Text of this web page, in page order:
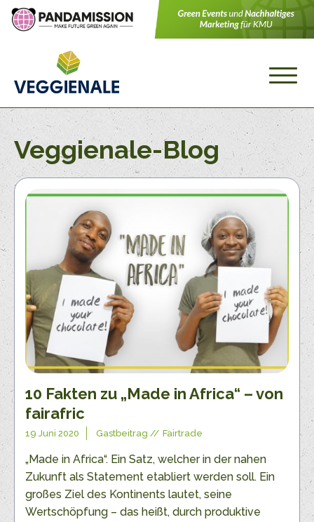
Veggienale-Blog
10 Fakten zu „Made in Africa“ – von
fairafric
19 Juni 2020 Gastbeitrag Fairtrade
„Made in Africa“. Ein Satz, welcher in der nahen
Zukunft als Statement etabliert werden soll. Ein
großes Ziel des Kontinents lautet, seine
Wertschöpfung – das heißt, durch produktive